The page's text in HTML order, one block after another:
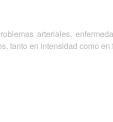
arteriales,
tanto en intensidad como en